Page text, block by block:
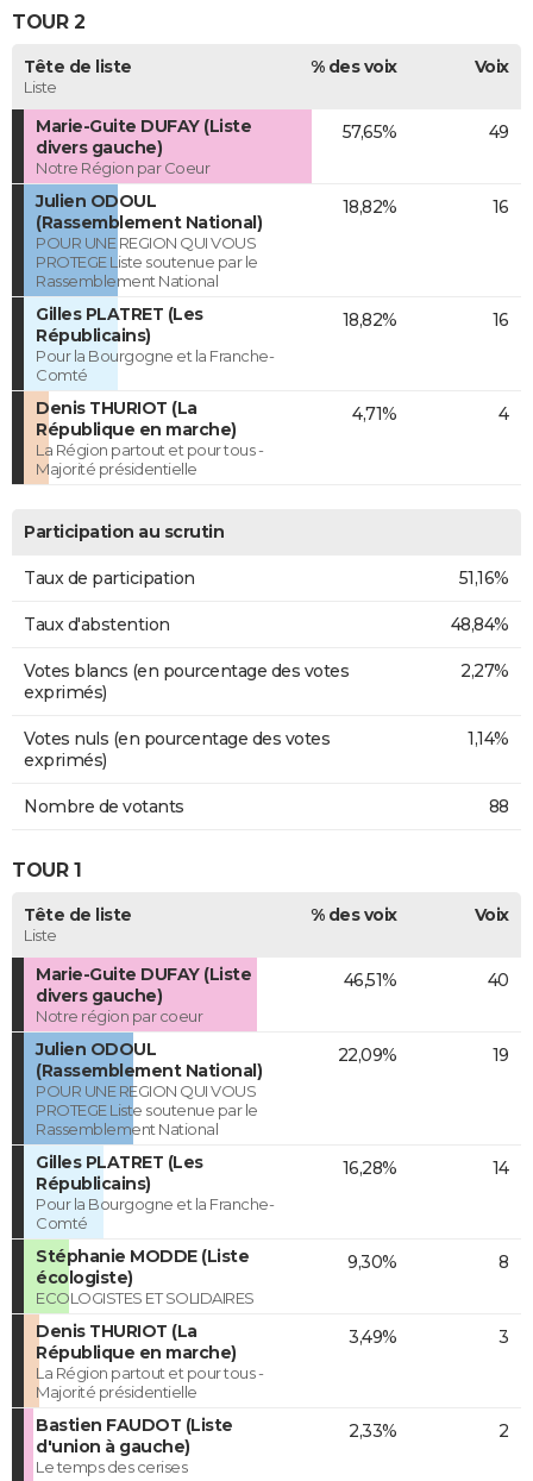
TOUR 2
Tête de liste
Liste
% des voix Voix
Marie-Guite DUFAY (Liste
divers gauche)
Notre Région par Coeur
57,65% 49
Julien ODOUL
(Rassemblement National)
POUR UNE REGION QUI VOUS
PROTEGE Liste soutenue par le
Rassemblement National
18,82% 16
Gilles PLATRET (Les
Républicains)
Pour la Bourgogne et la Franche-
Comté
18,82% 16
Denis THURIOT (La
République en marche)
La Région partout et pour tous -
Majorité présidentielle
4,71% 4
Participation au scrutin
Taux de participation 51,16%
Taux d'abstention 48,84%
Votes blancs (en pourcentage des votes
exprimés)
2,27%
Votes nuls (en pourcentage des votes
exprimés)
1,14%
Nombre de votants 88
TOUR 1
Tête de liste
Liste
% des voix Voix
Marie-Guite DUFAY (Liste
divers gauche)
Notre région par coeur
46,51% 40
Julien ODOUL
(Rassemblement National)
POUR UNE REGION QUI VOUS
PROTEGE Liste soutenue par le
Rassemblement National
22,09% 19
Gilles PLATRET (Les
Républicains)
Pour la Bourgogne et la Franche-
Comté
16,28% 14
Stéphanie MODDE (Liste
écologiste)
ECOLOGISTES ET SOLIDAIRES
9,30% 8
Denis THURIOT (La
République en marche)
La Région partout et pour tous -
Majorité présidentielle
3,49% 3
Bastien FAUDOT (Liste
d'union à gauche)
Le temps des cerises
2,33% 2